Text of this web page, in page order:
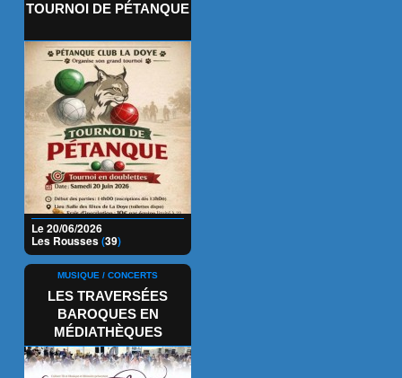
TOURNOI DE PÉTANQUE
Le 20/06/2026
Les Rousses(39)
MUSIQUE / CONCERTS
LES TRAVERSÉES
BAROQUES EN
MÉDIATHÈQUES